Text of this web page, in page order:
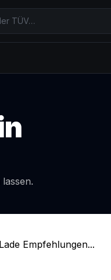
Lade Empfehlungen...